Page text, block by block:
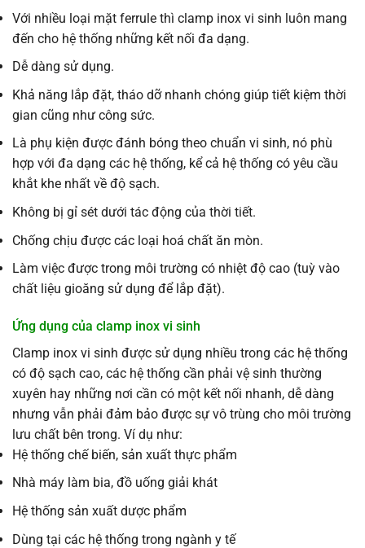
Với nhiều loại mặt ferrule thì clamp inox vi sinh luôn mang
đến cho hệ thống những kết nối đa dạng.
Dễ dàng sử dụng.
Khả năng lắp đặt, tháo dỡ nhanh chóng giúp tiết kiệm thời
gian cũng như công sức.
Là phụ kiện được đánh bóng theo chuẩn vi sinh, nó phù
hợp với đa dạng các hệ thống, kể cả hệ thống có yêu cầu
khắt khe nhất về độ sạch.
Không bị gỉ sét dưới tác động của thời tiết.
Chống chịu được các loại hoá chất ăn mòn.
Làm việc được trong môi trường có nhiệt độ cao (tuỳ vào
chất liệu gioăng sử dụng để lắp đặt).
Ứng dụng của clamp inox vi sinh
Clamp inox vi sinh được sử dụng nhiều trong các hệ thống
có độ sạch cao, các hệ thống cần phải vệ sinh thường
xuyên hay những nơi cần có một kết nối nhanh, dễ dàng
nhưng vẫn phải đảm bảo được sự vô trùng cho môi trường
lưu chất bên trong. Ví dụ như:
Hệ thống chế biến, sản xuất thực phẩm
Nhà máy làm bia, đồ uống giải khát
Hệ thống sản xuất dược phẩm
Dùng tại các hệ thống trong ngành y tế